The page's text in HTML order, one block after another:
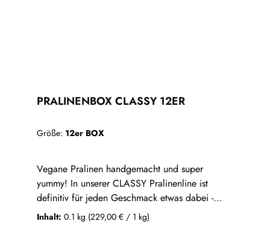
PRALINENBOX CLASSY 12ER
Größe: 12er BOX
Vegane Pralinen handgemacht und super
yummy! In unserer CLASSY Pralinenline ist
definitiv für jeden Geschmack etwas dabei -
egal ob fruchtig, crunchy oder cremig
herb. Jede unserer Pralinen wurde mit viel Liebe
Inhalt: 0.1 kg (229,00 € / 1 kg)